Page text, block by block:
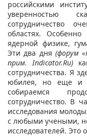
российскими
уверенностью
сотрудничество
областях.
ядерной физике,
Эти два дня (форум
прим. Indicator.Ru)
сотрудничества. Я
юбилея, но еще и
собираемся
сотрудничество. В
исследования
с любыми учеными,
исследователей. Это